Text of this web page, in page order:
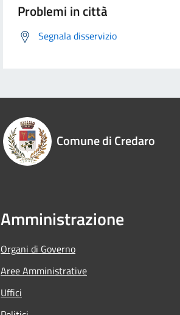
Problemi in città
Segnala disservizio
Comune di Credaro
Amministrazione
Organi di Governo
Aree Amministrative
Uffici